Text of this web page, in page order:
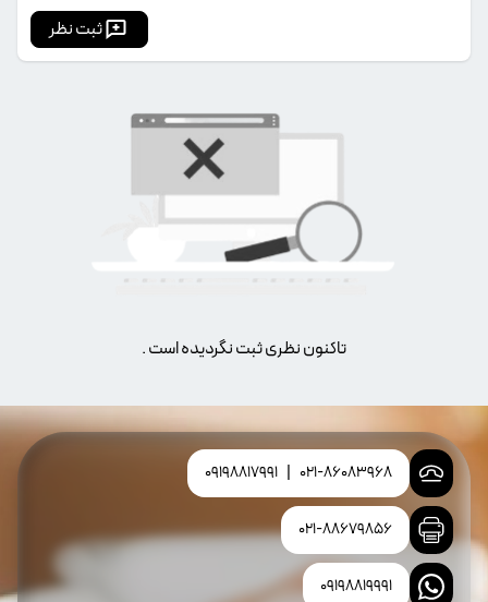
ثبت نظر
تاکنون نظری ثبت نگردیده است .
021-86083968
09198817991
021-88679856
09198819991